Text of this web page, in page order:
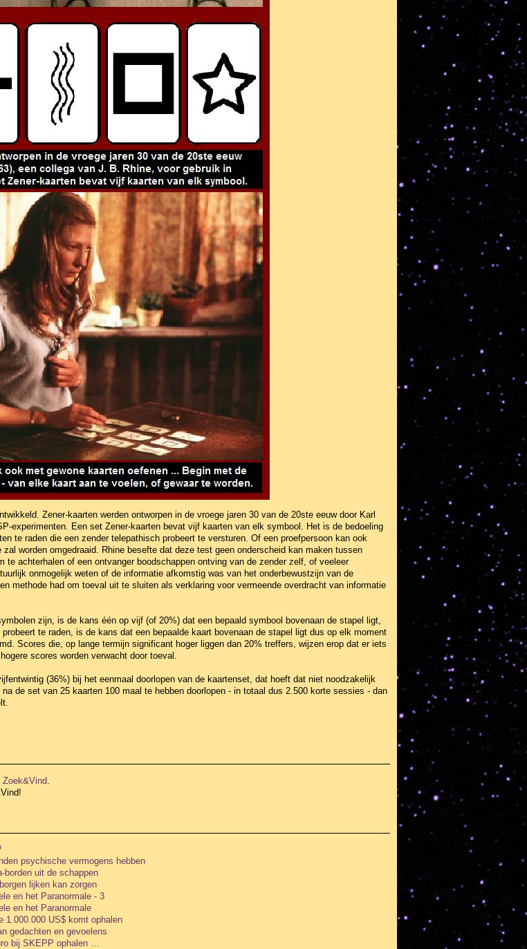
Zener-kaarten werden ontworpen in de vroege jaren 30 van de 20ste eeuw door Karl
experimenten. Een set Zener-kaarten bevat vijf kaarten van elk symbool. Het is de bedoeling
te raden die een zender telepathisch probeert te versturen. Of een proefpersoon kan ook
worden omgedraaid. Rhine besefte dat deze test geen onderscheid kan maken tussen
achterhalen of een ontvanger boodschappen ontving van de zender zelf, of veeleer
onmogelijk weten of de informatie afkomstig was van het onderbewustzijn van de
methode had om toeval uit te sluiten als verklaring voor vermeende overdracht van informatie
zijn, is de kans één op vijf (of 20%) dat een bepaald symbool bovenaan de stapel ligt,
te raden, is de kans dat een bepaalde kaart bovenaan de stapel ligt dus op elk moment
Scores die, op lange termijn significant hoger liggen dan 20% treffers, wijzen erop dat er iets
scores worden verwacht door toeval.
(36%) bij het eenmaal doorlopen van de kaartenset, dat hoeft dat niet noodzakelijk
de set van 25 kaarten 100 maal te hebben doorlopen - in totaal dus 2.500 korte sessies - dan
Zoek&Vind
psychische vermogens hebben
borden uit de schappen
lijken kan zorgen
en het Paranormale - 3
en het Paranormale
1.000.000 US$ komt ophalen
gedachten en gevoelens
bij SKEPP ophalen …